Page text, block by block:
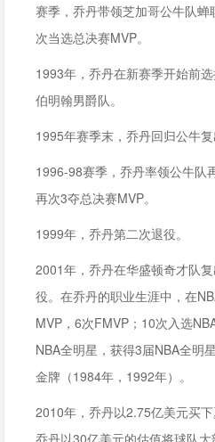
赛季，乔丹带领芝加哥公牛队
次当选总决赛MVP。
1993年，乔丹在新赛季开始前
伯明翰男爵队。
1995年赛季末，乔丹回归公牛复
1996-98赛季，乔丹率领公牛队
再次3夺总决赛MVP。
1999年，乔丹第二次退役。
2001年，乔丹在华盛顿奇才队
役。在乔丹的职业生涯中，在
MVP，6次FMVP；10次入选
NBA全明星，获得3届NBA全明
金牌（1984年，1992年）。
2010年，乔丹以2.75亿美元买
乔丹以30亿美元的估值将球队